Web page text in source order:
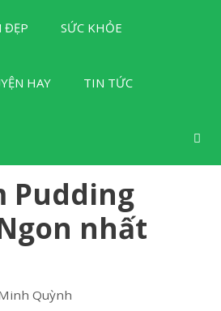
ĐẸP SỨC KHỎE
HAY TIN TỨC
Pudding
nhất
Quỳnh